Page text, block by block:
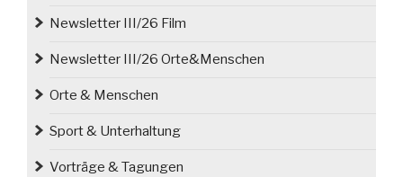
Newsletter III/26 Film
Newsletter III/26 Orte&Menschen
Orte & Menschen
Sport & Unterhaltung
Vorträge & Tagungen